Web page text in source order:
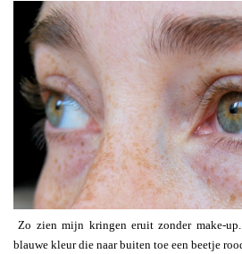
Zo zien mijn kringen eruit zonder make-
blauwe kleur die naar buiten toe een beetje